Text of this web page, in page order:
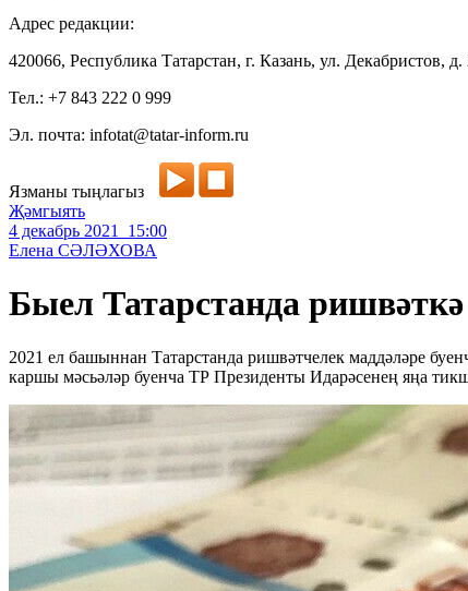
Адрес редакции:
420066, Республика Татарстан, г. Казань, ул. Декабристов, д.
Тел.: +7 843 222 0 999
Эл. почта: infotat@tatar-inform.ru
Язманы тыңлагыз
Җәмгыять
4 декабрь 2021 15:00
Елена СӘЛӘХОВА
Быел Татарстанда
2021 ел башыннан Татарстанда ришвәтчелек маддәләре
каршы мәсьәләр буенча ТР Президенты Идарәсенең яңа